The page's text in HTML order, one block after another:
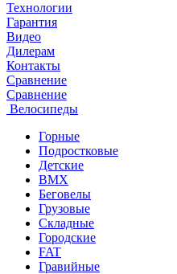
Технологии
Гарантия
Видео
Дилерам
Контакты
Сравнение
Сравнение
Велосипеды
Горные
Подростковые
Детские
BMX
Беговелы
Грузовые
Складные
Городские
FAT
Гравийные